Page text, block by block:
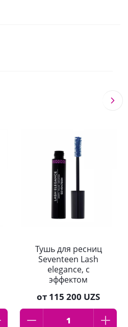
Тушь для ресниц
Seventeen Lash
elegance, с
эффектом
03 сапфир
от 115 200 UZS